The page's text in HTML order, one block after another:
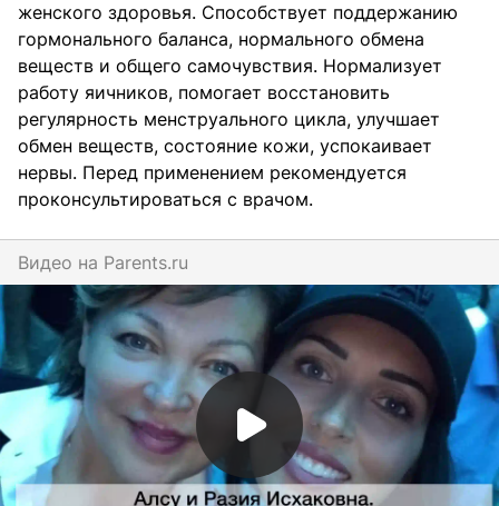
женского здоровья. Способствует поддержанию
гормонального баланса, нормального обмена
веществ и общего самочувствия. Нормализует
работу яичников, помогает восстановить
регулярность менструального цикла, улучшает
обмен веществ, состояние кожи, успокаивает
нервы. Перед применением рекомендуется
проконсультироваться с врачом.
Видео на parents.ru